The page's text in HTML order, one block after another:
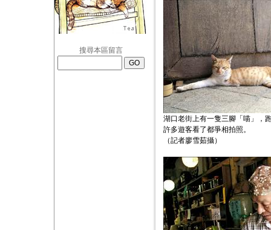
搜尋本區留言
湖口老街上有一隻三腳「喵」，
許多遊客看了都爭相拍照。
（記者廖雪茹攝）